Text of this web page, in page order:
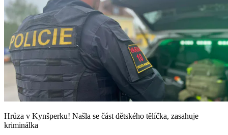
Hrůza v Kynšperku! Našla se část dětského tělíčka, zasahuje
kriminálka